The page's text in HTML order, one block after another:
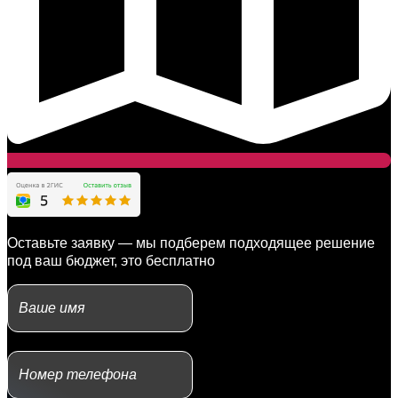
Оставьте заявку — мы подберем подходящее решение
под ваш бюджет, это бесплатно